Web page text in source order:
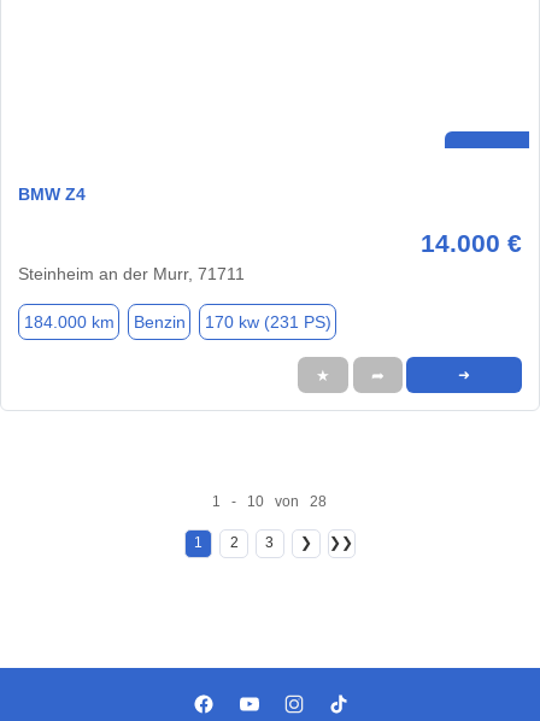
BMW Z4
14.000 €
Steinheim an der Murr, 71711
184.000 km Benzin 170 kw (231 PS)
★ ➦ ➜
1 - 10 von 28
1 2 3 ❯ ❯❯